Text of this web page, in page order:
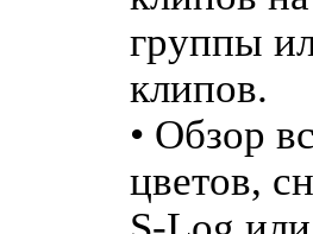
группы
клипов.
• Обзор
цветов,